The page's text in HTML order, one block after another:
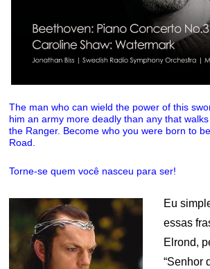
The man who can wield the power of this
him an army more deadly than any that
the Ranger. Become who you were born to
Road.
Torne-se quem você nasceu para ser!
Eu
essas
Elrond,
“Senhor